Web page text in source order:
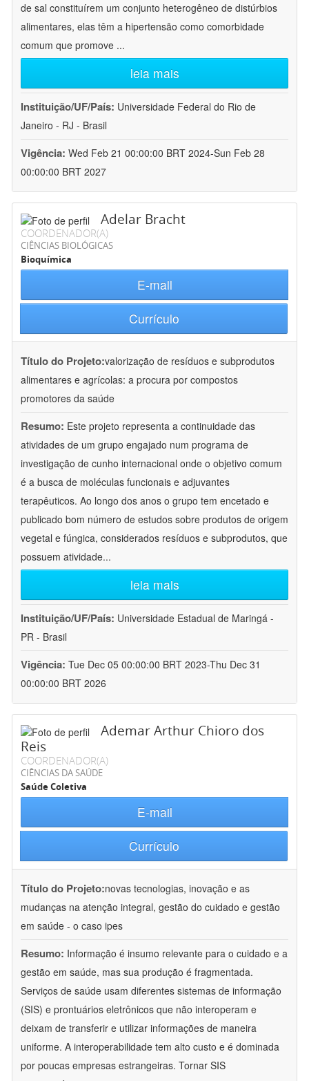
de sal constituírem um conjunto heterogêneo de distúrbios
alimentares, elas têm a hipertensão como comorbidade
comum que promove ...
leia mais
Instituição/UF/País: Universidade Federal do Rio de
Janeiro - RJ - Brasil
Vigência: Wed Feb 21 00:00:00 BRT 2024-Sun Feb 28
00:00:00 BRT 2027
Adelar Bracht
COORDENADOR(A)
CIÊNCIAS BIOLÓGICAS
Bioquímica
E-mail
Currículo
Título do Projeto:valorização de resíduos e subprodutos
alimentares e agrícolas: a procura por compostos
promotores da saúde
Resumo: Este projeto representa a continuidade das
atividades de um grupo engajado num programa de
investigação de cunho internacional onde o objetivo comum
é a busca de moléculas funcionais e adjuvantes
terapêuticos. Ao longo dos anos o grupo tem encetado e
publicado bom número de estudos sobre produtos de origem
vegetal e fúngica, considerados resíduos e subprodutos, que
possuem atividade...
leia mais
Instituição/UF/País: Universidade Estadual de Maringá -
PR - Brasil
Vigência: Tue Dec 05 00:00:00 BRT 2023-Thu Dec 31
00:00:00 BRT 2026
Ademar Arthur Chioro dos
Reis
COORDENADOR(A)
CIÊNCIAS DA SAÚDE
Saúde Coletiva
E-mail
Currículo
Título do Projeto:novas tecnologias, inovação e as
mudanças na atenção integral, gestão do cuidado e gestão
em saúde - o caso ipes
Resumo: Informação é insumo relevante para o cuidado e a
gestão em saúde, mas sua produção é fragmentada.
Serviços de saúde usam diferentes sistemas de informação
(SIS) e prontuários eletrônicos que não interoperam e
deixam de transferir e utilizar informações de maneira
uniforme. A interoperabilidade tem alto custo e é dominada
por poucas empresas estrangeiras. Tornar SIS